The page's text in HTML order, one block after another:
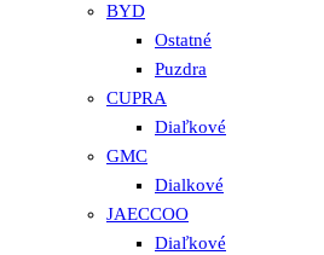
BYD
Ostatné
Puzdra
CUPRA
Diaľkové
GMC
Dialkové
JAECCOO
Diaľkové